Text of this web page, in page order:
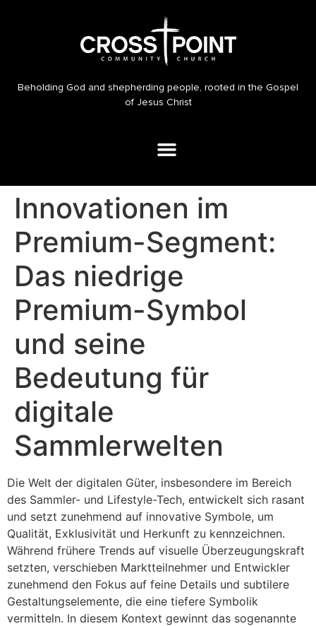
Beholding God and shepherding people, rooted in the Gospel
of Jesus Christ
Innovationen im
Premium-Segment:
Das niedrige
Premium-Symbol
und seine
Bedeutung für
digitale
Sammlerwelten
Die Welt der digitalen Güter, insbesondere im Bereich
des Sammler- und Lifestyle-Tech, entwickelt sich rasant
und setzt zunehmend auf innovative Symbole, um
Qualität, Exklusivität und Herkunft zu kennzeichnen.
Während frühere Trends auf visuelle Überzeugungskraft
setzten, verschieben Marktteilnehmer und Entwickler
zunehmend den Fokus auf feine Details und subtilere
Gestaltungselemente, die eine tiefere Symbolik
vermitteln. In diesem Kontext gewinnt das sogenannte